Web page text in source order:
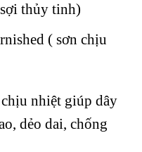
thủy tinh)
( sơn chịu
nhiệt giúp dây
dẻo dai, chống